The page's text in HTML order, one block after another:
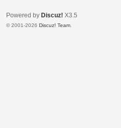
Powered by Discuz! X3.5
© 2001-2026 Discuz! Team